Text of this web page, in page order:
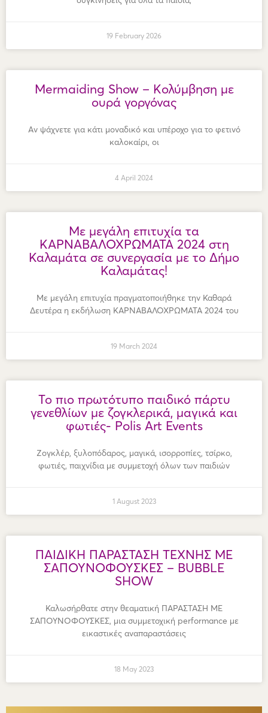
19 February 2026
Mermaiding Show – Kολύμβηση με
ουρά γοργόνας
Αν ψάχνετε για κάτι μοναδικό και υπέροχο για το φετινό
καλοκαίρι, οι
4 April 2024
Με μεγάλη επιτυχία τα
ΚΑΡΝΑΒΑΛΟΧΡΩΜΑΤΑ 2024 στη
Καλαμάτα σε συνεργασία με το Δήμο
Καλαμάτας!
Με μεγάλη επιτυχία πραγματοποιήθηκε την Καθαρά
Δευτέρα η εκδήλωση ΚΑΡΝΑΒΑΛΟΧΡΩΜΑΤΑ 2024 του
19 March 2024
Το πιο πρωτότυπο παιδικό πάρτυ
γενεθλίων με ζογκλερικά, μαγικά και
φωτιές- Polis Art Events
Ζογκλέρ, ξυλοπόδαρος, μαγικά, ισορροπίες, τσίρκο,
φωτιές, παιχνίδια με συμμετοχή όλων των παιδιών
1 August 2023
ΠΑΙΔΙΚΗ ΠΑΡΑΣΤΑΣΗ ΤΕΧΝΗΣ ΜΕ
ΣΑΠΟΥΝΟΦΟΥΣΚΕΣ – BUBBLE
SHOW
Καλωσήρθατε στην θεαματική ΠΑΡΑΣΤΑΣΗ ΜΕ
ΣΑΠΟΥΝΟΦΟΥΣΚΕΣ, μια συμμετοχική performance με
εικαστικές αναπαραστάσεις
18 May 2023